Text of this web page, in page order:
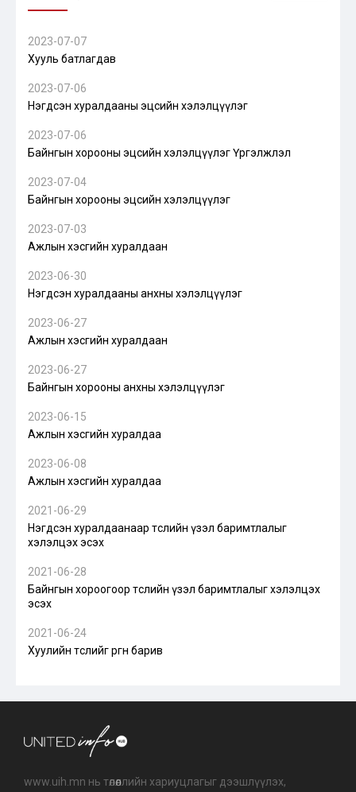
2023-07-07
Хууль батлагдав
2023-07-06
Нэгдсэн хуралдааны эцсийн хэлэлцүүлэг
2023-07-06
Байнгын хорооны эцсийн хэлэлцүүлэг Үргэлжлэл
2023-07-04
Байнгын хорооны эцсийн хэлэлцүүлэг
2023-07-03
Ажлын хэсгийн хуралдаан
2023-06-30
Нэгдсэн хуралдааны анхны хэлэлцүүлэг
2023-06-27
Ажлын хэсгийн хуралдаан
2023-06-27
Байнгын хорооны анхны хэлэлцүүлэг
2023-06-15
Ажлын хэсгийн хуралдаа
2023-06-08
Ажлын хэсгийн хуралдаа
2021-06-29
Нэгдсэн хуралдаанаар төслийн үзэл баримтлалыг
хэлэлцэх эсэх
2021-06-28
Байнгын хороогоор төслийн үзэл баримтлалыг хэлэлцэх
эсэх
2021-06-24
Хуулийн төслийг өргөн барив
www.uih.mn нь төлөөллийн хариуцлагыг дээшлүүлэх,